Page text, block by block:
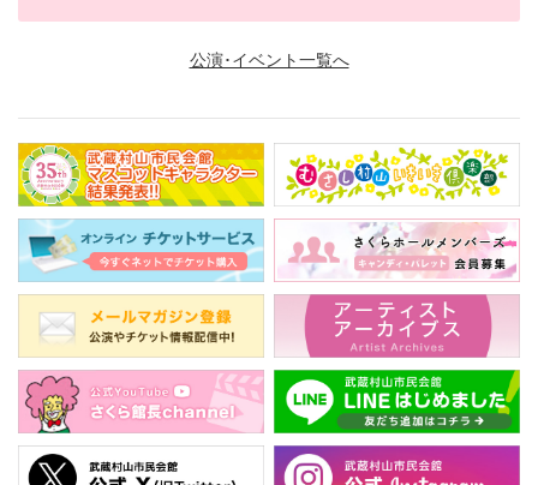
公演･イベント一覧へ